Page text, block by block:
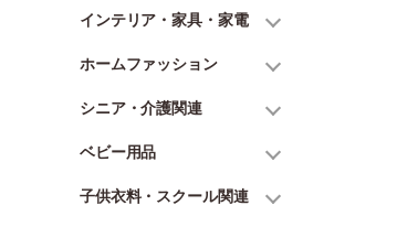
インテリア・家具・家電
ホームファッション
シニア・介護関連
ベビー用品
子供衣料・スクール関連